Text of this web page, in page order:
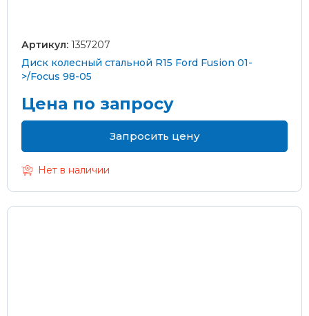
Артикул: 1357207
Диск колесный стальной R15 Ford Fusion 01-
>/Focus 98-05
Цена по запросу
Запросить цену
Нет в наличии